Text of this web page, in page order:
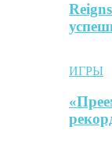
ИГРЫ